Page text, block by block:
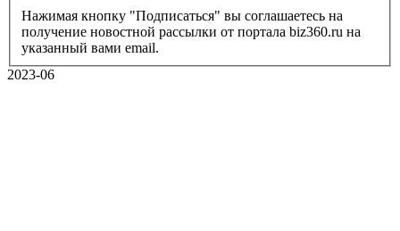
Нажимая кнопку "Подписаться" вы соглашаетесь на
получение новостной рассылки от портала biz360.ru на
указанный вами email.
2023-06